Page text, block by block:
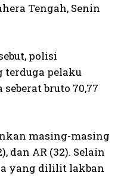
Tengah, Senin
polisi
terduga pelaku
bruto 70,77
masing-masing
dan AR (32). Selain
yang dililit lakban